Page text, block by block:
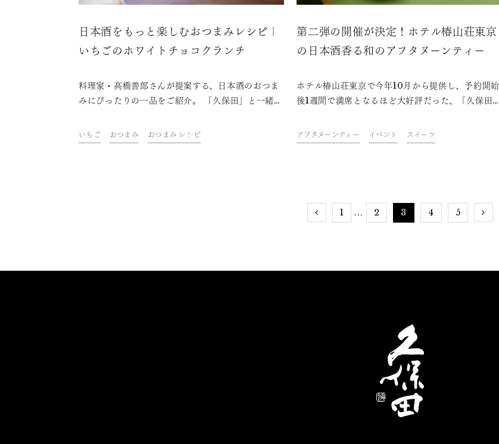
日本酒をもっと楽しむおつまみレシピ｜
いちごのホワイトチョコクランチ
料理家・高橋善郎さんが提案する、日本酒のおつま
みにぴったりの一品をご紹介。 「久保田」と一緒
い。
いちご おつまみ おつまみ レシピ
第二弾の開催が決定！ホテル椿山荘東京
の日本酒香る和のアフタヌーンティー
ホテル椿山荘東京で今年10月から提供し、予約開始
後1週間で満席となるほど大好評だった、「久保田」
ティー」。お客様からの要望の声も多く、早くも第
二弾の実施が決定！「久保田」を使用した数々のス
ューになっているそう。日本酒好きの方にはもちろ
ん、普段日本酒に馴染みのないビギナーの方でも楽
アフタヌーンティー イベント スイーツ
1 ... 2 3 4 5